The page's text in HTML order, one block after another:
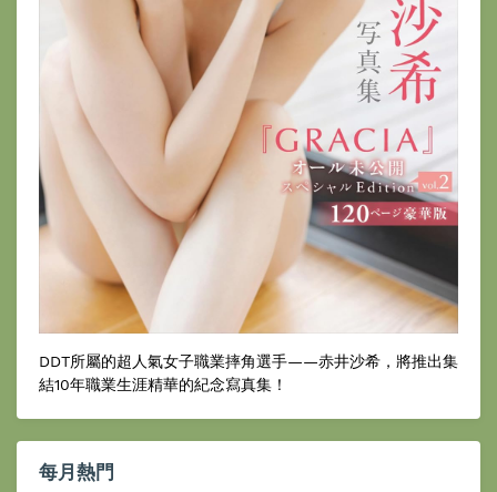
DDT所屬的超人氣女子職業摔角選手——赤井沙希，將推出集
結10年職業生涯精華的紀念寫真集！
每月熱門